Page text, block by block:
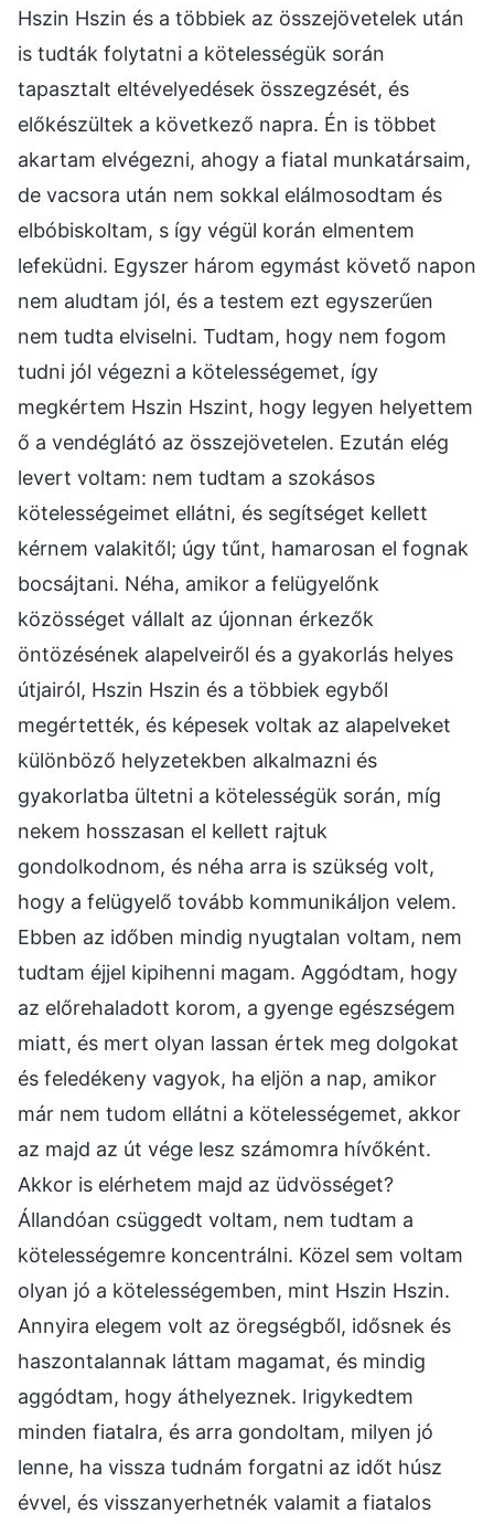
Hszin Hszin és a többiek az összejövetelek után
is tudták folytatni a kötelességük során
tapasztalt eltévelyedések összegzését, és
előkészültek a következő napra. Én is többet
akartam elvégezni, ahogy a fiatal munkatársaim,
de vacsora után nem sokkal elálmosodtam és
elbóbiskoltam, s így végül korán elmentem
lefeküdni. Egyszer három egymást követő napon
nem aludtam jól, és a testem ezt egyszerűen
nem tudta elviselni. Tudtam, hogy nem fogom
tudni jól végezni a kötelességemet, így
megkértem Hszin Hszint, hogy legyen helyettem
ő a vendéglátó az összejövetelen. Ezután elég
levert voltam: nem tudtam a szokásos
kötelességeimet ellátni, és segítséget kellett
kérnem valakitől; úgy tűnt, hamarosan el fognak
bocsájtani. Néha, amikor a felügyelőnk
közösséget vállalt az újonnan érkezők
öntözésének alapelveiről és a gyakorlás helyes
útjairól, Hszin Hszin és a többiek egyből
megértették, és képesek voltak az alapelveket
különböző helyzetekben alkalmazni és
gyakorlatba ültetni a kötelességük során, míg
nekem hosszasan el kellett rajtuk
gondolkodnom, és néha arra is szükség volt,
hogy a felügyelő tovább kommunikáljon velem.
Ebben az időben mindig nyugtalan voltam, nem
tudtam éjjel kipihenni magam. Aggódtam, hogy
az előrehaladott korom, a gyenge egészségem
miatt, és mert olyan lassan értek meg dolgokat
és feledékeny vagyok, ha eljön a nap, amikor
már nem tudom ellátni a kötelességemet, akkor
az majd az út vége lesz számomra hívőként.
Akkor is elérhetem majd az üdvösséget?
Állandóan csüggedt voltam, nem tudtam a
kötelességemre koncentrálni. Közel sem voltam
olyan jó a kötelességemben, mint Hszin Hszin.
Annyira elegem volt az öregségből, idősnek és
haszontalannak láttam magamat, és mindig
aggódtam, hogy áthelyeznek. Irigykedtem
minden fiatalra, és arra gondoltam, milyen jó
lenne, ha vissza tudnám forgatni az időt húsz
évvel, és visszanyerhetnék valamit a fiatalos